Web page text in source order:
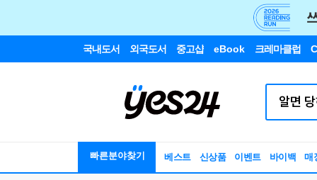
국내도서 외국도서 중고샵 eBook 크레마클럽
빠른분야찾기 베스트 신상품 이벤트 바이백 매